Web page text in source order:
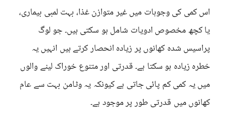
اس کمی کی وجوہات میں غیر متوازن غذا، بہت لمبی بیماری،
یا کچھ مخصوص ادویات شامل ہو سکتی ہیں۔ جو لوگ
پراسیس شدہ کھانوں پر زیادہ انحصار کرتے ہیں انہیں یہ
خطرہ زیادہ ہو سکتا ہے۔ قدرتی اور متنوع خوراک لینے والوں
میں یہ کمی کم پائی جاتی ہے کیونکہ یہ وٹامن بہت سے عام
کھانوں میں قدرتی طور پر موجود ہے۔